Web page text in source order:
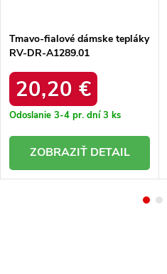
Tmavo-fialové dámske tepláky
RV-DR-A1289.01
20,20 €
Odoslanie 3-4 pr. dní3 ks
DETAIL